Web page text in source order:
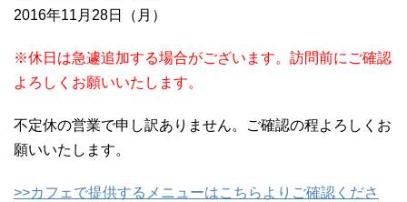
2016年11月28日（月）
※休日は急遽追加する場合がございます。訪問前にご確認
よろしくお願いいたします。
不定休の営業で申し訳ありません。ご確認の程よろしくお
願いいたします。
>>カフェで提供するメニューはこちらよりご確認くださ